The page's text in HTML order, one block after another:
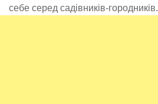
себе серед садівників-городників.